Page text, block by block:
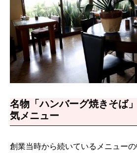
名物「ハンバーグ焼きそば
気メニュー
創業当時から続いているメニュー